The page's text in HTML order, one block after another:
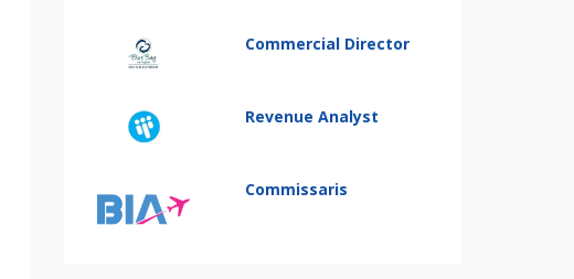
Commercial Director
Revenue Analyst
Commissaris